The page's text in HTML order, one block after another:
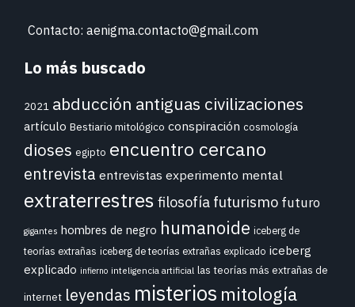
Contacto: aenigma.contacto@gmail.com
Lo más buscado
2021 abducción antiguas civilizaciones
artículo Bestiario mitológico conspiración cosmología
dioses egipto encuentro cercano
entrevista entrevistas experimento mental
extraterrestres filosofía futurismo futuro
gigantes hombres de negro humanoide iceberg de
teorías extrañas iceberg de teorías extrañas explicado iceberg
explicado infierno inteligencia artificial las teorías más extrañas de
internet leyendas misterios mitología